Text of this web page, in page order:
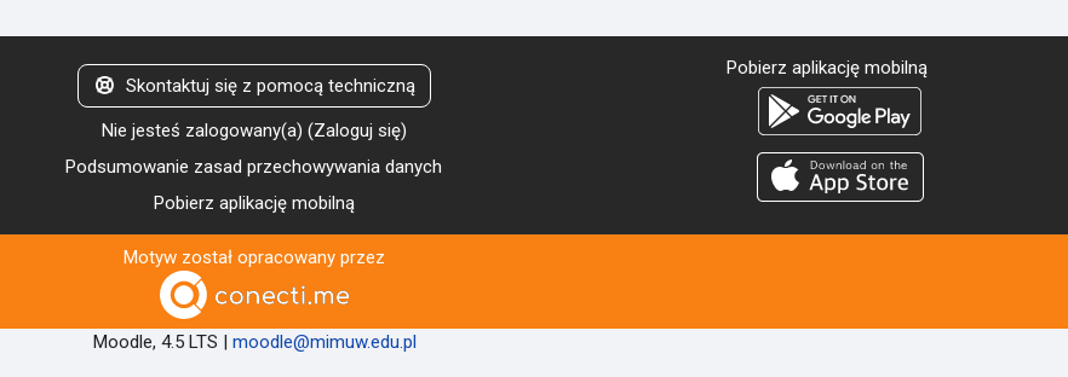
Skontaktuj się z pomocą techniczną
Nie jesteś zalogowany(a) (Zaloguj się)
Podsumowanie zasad przechowywania danych
Pobierz aplikację mobilną
Pobierz aplikację mobilną
Motyw został opracowany przez
Moodle, 4.5 LTS | moodle@mimuw.edu.pl